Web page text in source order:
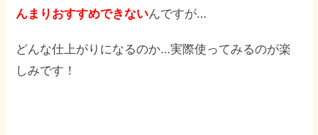
んまりおすすめできないんですが…
どんな仕上がりになるのか…実際使ってみるのが楽
しみです！